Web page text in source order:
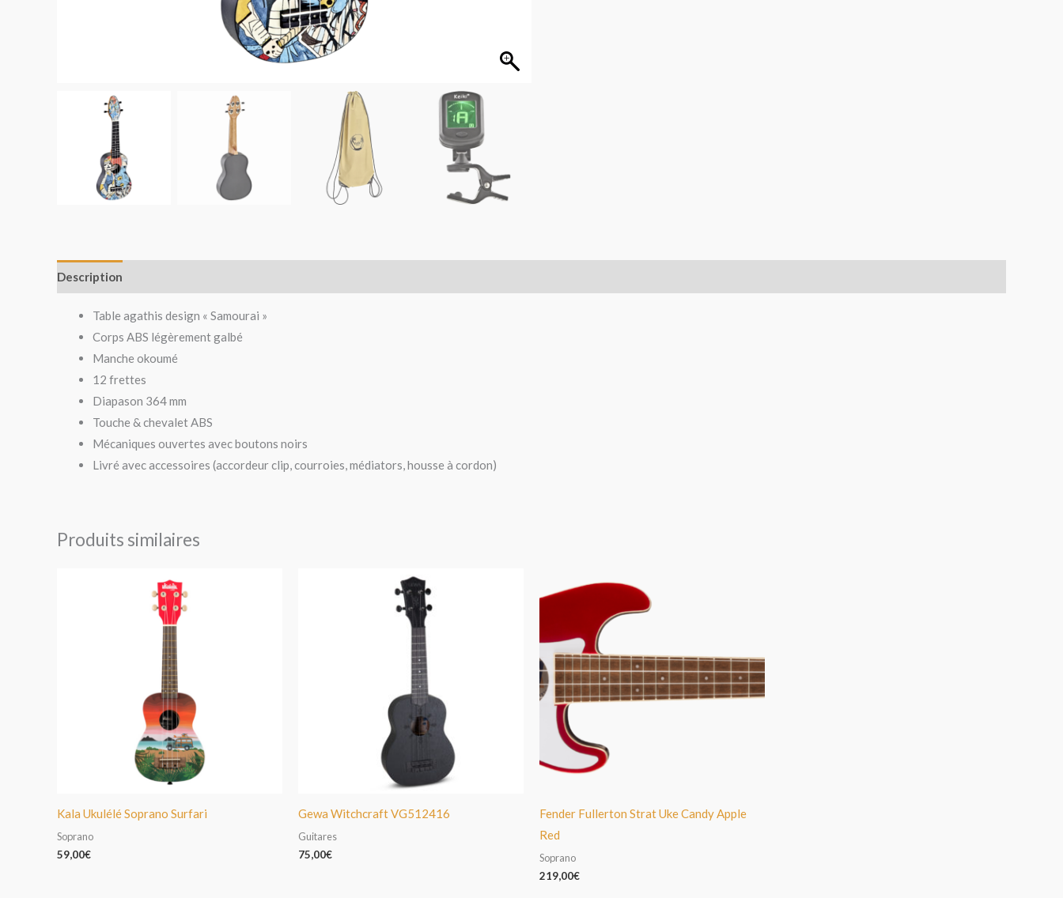
Description
Table agathis design « Samourai »
Corps ABS légèrement galbé
Manche okoumé
12 frettes
Diapason 364 mm
Touche & chevalet ABS
Mécaniques ouvertes avec boutons noirs
Livré avec accessoires (accordeur clip, courroies, médiators, housse à cordon)
Produits similaires
Kala Ukulélé Soprano Surfari
Soprano
59,00€
Gewa Witchcraft VG512416
Guitares
75,00€
Fender Fullerton Strat Uke Candy Apple
Red
Soprano
219,00€